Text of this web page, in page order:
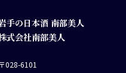
手の日本酒 南部美人
式会社南部美人
〒028-6101